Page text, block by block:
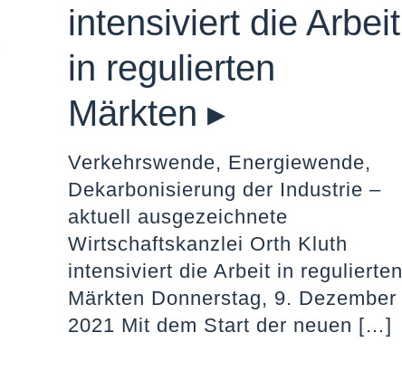
intensiviert die Arbeit
in regulierten
Märkten ▸
Verkehrswende, Energiewende,
Dekarbonisierung der Industrie –
aktuell ausgezeichnete
Wirtschaftskanzlei Orth Kluth
intensiviert die Arbeit in regulierten
Märkten Donnerstag, 9. Dezember
2021 Mit dem Start der neuen […]